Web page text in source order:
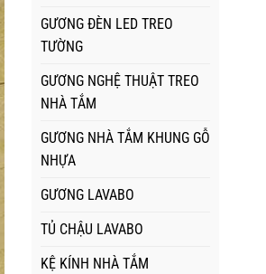
GƯƠNG ĐÈN LED TREO
TƯỜNG
GƯƠNG NGHỆ THUẬT TREO
NHÀ TẮM
GƯƠNG NHÀ TẮM KHUNG GỖ
NHỰA
GƯƠNG LAVABO
TỦ CHẬU LAVABO
KỆ KÍNH NHÀ TẮM